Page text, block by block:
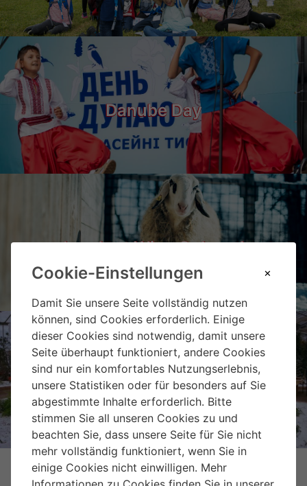
Cookie-Einstellungen
Damit Sie unsere Seite vollständig nutzen
können, sind Cookies erforderlich. Einige
dieser Cookies sind notwendig, damit unsere
Seite überhaupt funktioniert, andere Cookies
sind nur ein komfortables Nutzungserlebnis,
unsere Statistiken oder für besonders auf Sie
abgestimmte Inhalte erforderlich. Bitte
stimmen Sie all unseren Cookies zu und
beachten Sie, dass unsere Seite für Sie nicht
mehr vollständig funktioniert, wenn Sie in
einige Cookies nicht einwilligen. Mehr
Danube Day
Landgut Wien Cobenzl
Weihnachtsmarkt Hirschstetten